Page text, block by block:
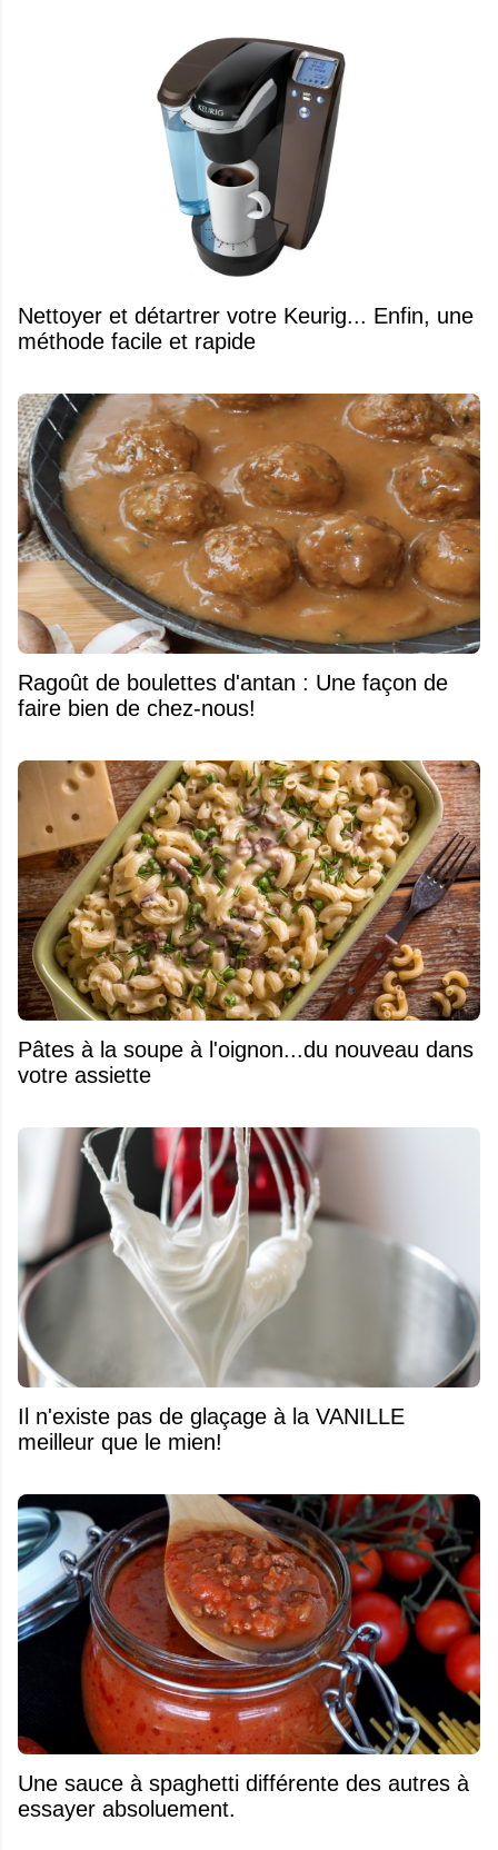
Nettoyer et détartrer votre Keurig... Enfin, une
méthode facile et rapide
Ragoût de boulettes d'antan : Une façon de
faire bien de chez-nous!
Pâtes à la soupe à l'oignon...du nouveau dans
votre assiette
Il n'existe pas de glaçage à la VANILLE
meilleur que le mien!
Une sauce à spaghetti différente des autres à
essayer absoluement.